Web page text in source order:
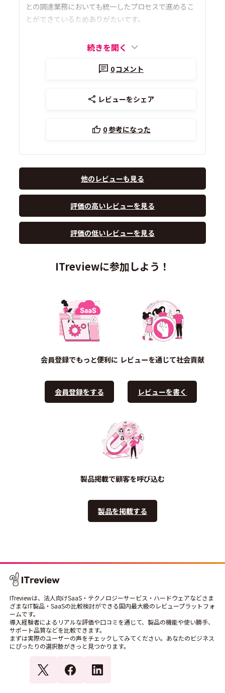
との調達業務においても統一したプロセスで進めるこ
とができているためありがたいです。
続きを開く
0コメント
レビューをシェア
0参考になった
他のレビューも見る
評価の高いレビューを見る
評価の低いレビューを見る
ITreviewに参加しよう！
会員登録でもっと便利に
会員登録をする
レビューを通じて社会貢献
レビューを書く
製品掲載で顧客を呼び込む
製品を掲載する
ITreviewは、法人向けSaaS・テクノロジーサービス・ハードウェアなどさま
ざまなIT製品・SaaSの比較検討ができる国内最大級のレビュープラットフォ
ームです。
導入経験者によるリアルな評価や口コミを通じて、製品の機能や使い勝手、
サポート品質などを比較できます。
まずは実際のユーザーの声をチェックしてみてください。あなたのビジネス
にぴったりの選択肢がきっと見つかります。